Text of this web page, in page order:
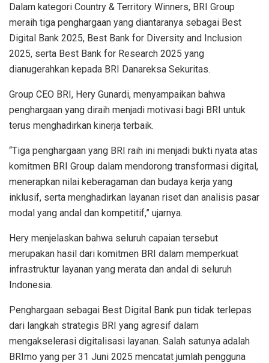
Dalam kategori Country & Territory Winners, BRI Group
meraih tiga penghargaan yang diantaranya sebagai Best
Digital Bank 2025, Best Bank for Diversity and Inclusion
2025, serta Best Bank for Research 2025 yang
dianugerahkan kepada BRI Danareksa Sekuritas.
Group CEO BRI, Hery Gunardi, menyampaikan bahwa
penghargaan yang diraih menjadi motivasi bagi BRI untuk
terus menghadirkan kinerja terbaik.
“Tiga penghargaan yang BRI raih ini menjadi bukti nyata atas
komitmen BRI Group dalam mendorong transformasi digital,
menerapkan nilai keberagaman dan budaya kerja yang
inklusif, serta menghadirkan layanan riset dan analisis pasar
modal yang andal dan kompetitif,” ujarnya.
Hery menjelaskan bahwa seluruh capaian tersebut
merupakan hasil dari komitmen BRI dalam memperkuat
infrastruktur layanan yang merata dan andal di seluruh
Indonesia.
Penghargaan sebagai Best Digital Bank pun tidak terlepas
dari langkah strategis BRI yang agresif dalam
mengakselerasi digitalisasi layanan. Salah satunya adalah
BRImo yang per 31 Juni 2025 mencatat jumlah pengguna